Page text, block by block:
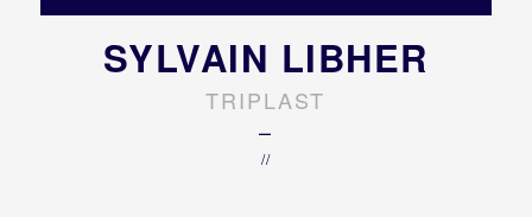
SYLVAIN LIBHER
TRIPLAST
–
//